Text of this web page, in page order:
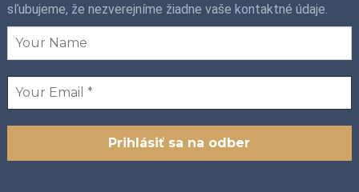
sľubujeme, že nezverejníme žiadne vaše kontaktné údaje.